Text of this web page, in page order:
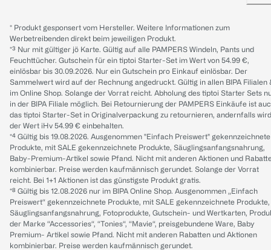
* Produkt gesponsert vom Hersteller. Weitere Informationen zum
Werbetreibenden direkt beim jeweiligen Produkt.
*³ Nur mit gültiger jö Karte. Gültig auf alle PAMPERS Windeln, Pants und
Feuchttücher. Gutschein für ein tiptoi Starter-Set im Wert von 54.99 €,
einlösbar bis 30.09.2026. Nur ein Gutschein pro Einkauf einlösbar. Der
Sammelwert wird auf der Rechnung angedruckt. Gültig in allen BIPA Filialen
im Online Shop. Solange der Vorrat reicht. Abholung des tiptoi Starter Sets
in der BIPA Filiale möglich. Bei Retournierung der PAMPERS Einkäufe ist
das tiptoi Starter-Set in Originalverpackung zu retournieren, andernfalls wird
der Wert iHv 54.99 € einbehalten.
*⁴ Gültig bis 19.08.2026. Ausgenommen "Einfach Preiswert" gekennzeichnete
Produkte, mit SALE gekennzeichnete Produkte, Säuglingsanfangsnahrung,
Baby-Premium-Artikel sowie Pfand. Nicht mit anderen Aktionen und
kombinierbar. Preise werden kaufmännisch gerundet. Solange der Vorrat
reicht. Bei 1+1 Aktionen ist das günstigste Produkt gratis.
*⁸ Gültig bis 12.08.2026 nur im BIPA Online Shop. Ausgenommen „Einfach
Preiswert“ gekennzeichnete Produkte, mit SALE gekennzeichnete Produkte,
Säuglingsanfangsnahrung, Fotoprodukte, Gutschein- und Wertkarten,
der Marke “Accessories“, “Tonies“, “Mavie“, preisgebundene Ware, Baby
Premium- Artikel sowie Pfand. Nicht mit anderen Rabatten und Aktionen
kombinierbar. Preise werden kaufmännisch gerundet.